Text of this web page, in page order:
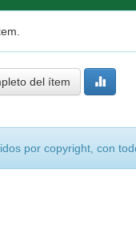
del ítem
por copyright, con